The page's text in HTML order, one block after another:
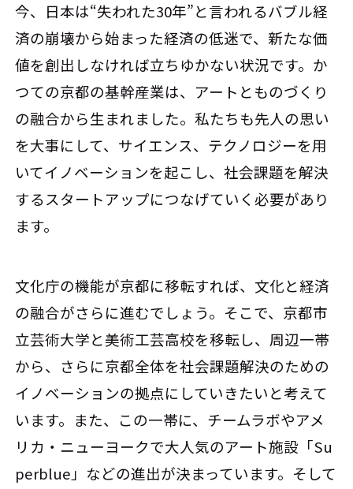
今、日本は“失われた30年”と言われるバブル経
済の崩壊から始まった経済の低迷で、新たな価
値を創出しなければ立ちゆかない状況です。か
つての京都の基幹産業は、アートとものづくり
の融合から生まれました。私たちも先人の思い
を大事にして、サイエンス、テクノロジーを用
いてイノベーションを起こし、社会課題を解決
するスタートアップにつなげていく必要があり
ます。
文化庁の機能が京都に移転すれば、文化と経済
の融合がさらに進むでしょう。そこで、京都市
立芸術大学と美術工芸高校を移転し、周辺一帯
から、さらに京都全体を社会課題解決のための
イノベーションの拠点にしていきたいと考えて
います。また、この一帯に、チームラボやアメ
リカ・ニューヨークで大人気のアート施設「Su
perblue」などの進出が決まっています。そして